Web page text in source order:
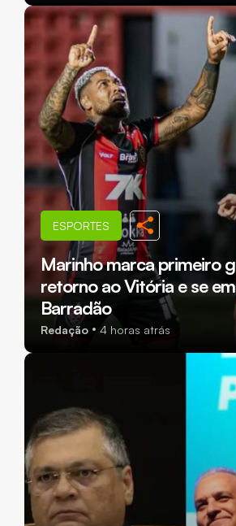
ESPORTES
Marinho marca primeiro
retorno ao Vitória e se
Barradão
Redação 4 horas atrás